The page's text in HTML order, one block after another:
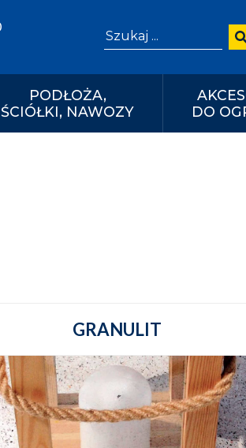
Search for:
PODŁOŻA,
ŚCIÓŁKI, NAWOZY
DO
GRANULIT